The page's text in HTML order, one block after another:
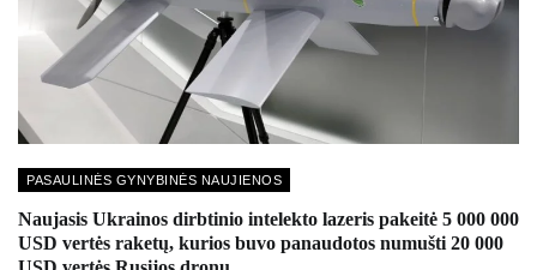
PASAULINĖS GYNYBINĖS NAUJIENOS
Naujasis Ukrainos dirbtinio intelekto lazeris pakeitė 5 000 000
USD vertės raketų, kurios buvo panaudotos numušti 20 000